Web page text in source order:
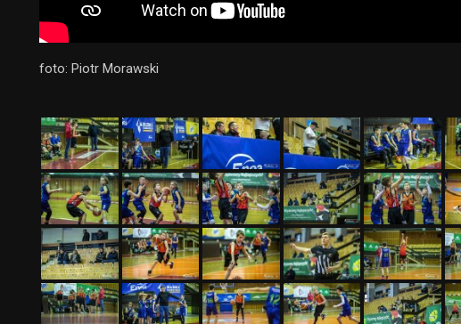
foto: Piotr Morawski